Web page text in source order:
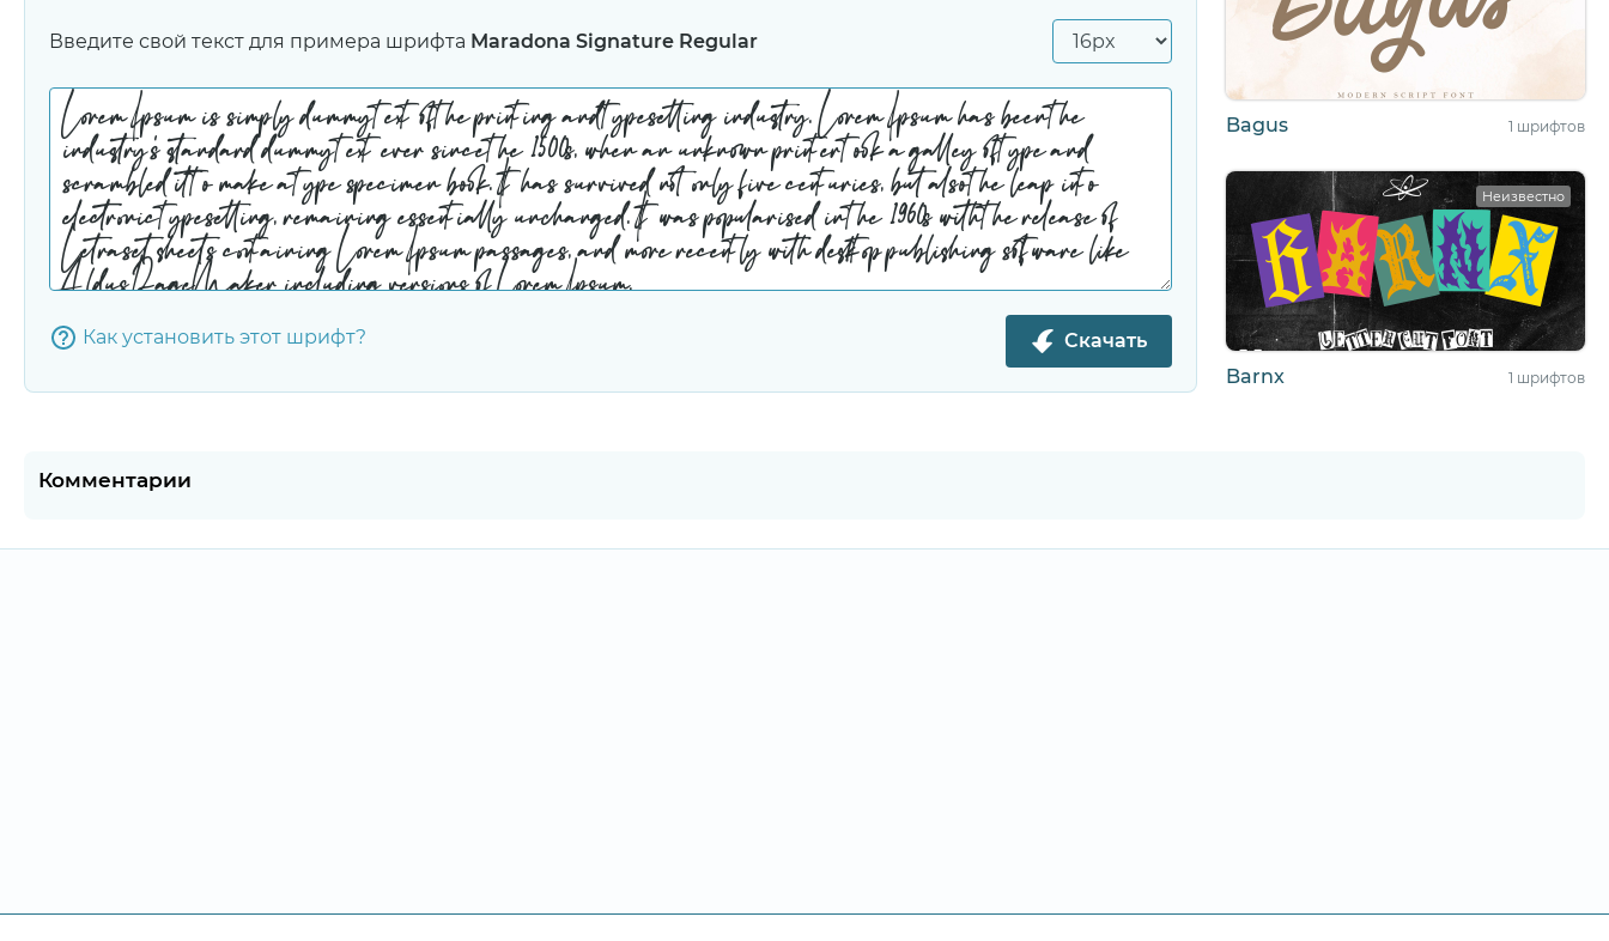
Введите свой текст для примера шрифта Maradona Signature Regular
Как установить этот шрифт? Скачать
Bagus 1 шрифтов
Неизвестно
Barnx 1 шрифтов
Комментарии